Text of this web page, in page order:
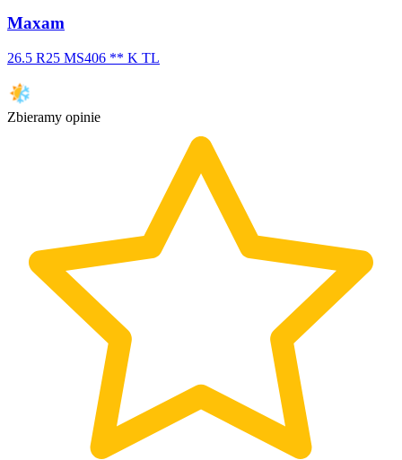
Maxam
26.5 R25 MS406 ** K TL
Zbieramy opinie